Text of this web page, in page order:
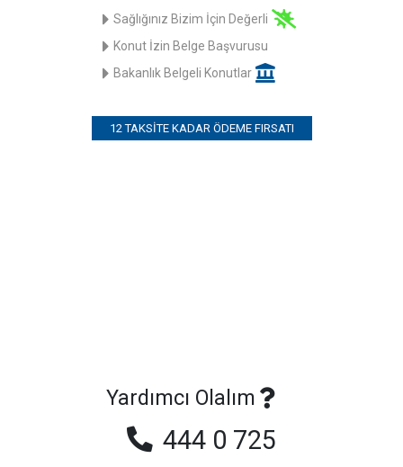
Sağlığınız Bizim İçin Değerli
Konut İzin Belge Başvurusu
Bakanlık Belgeli Konutlar
12 TAKSITE KADAR ÖDEME FIRSATI
Yardımcı Olalım
444 0 725